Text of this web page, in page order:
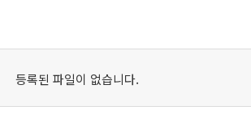
등록된 파일이 없습니다.